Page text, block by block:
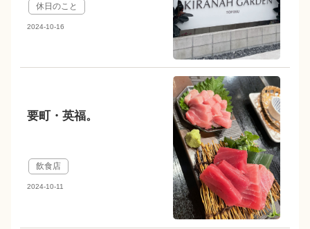
休日のこと
2024-10-16
要町・英福。
飲食店
2024-10-11